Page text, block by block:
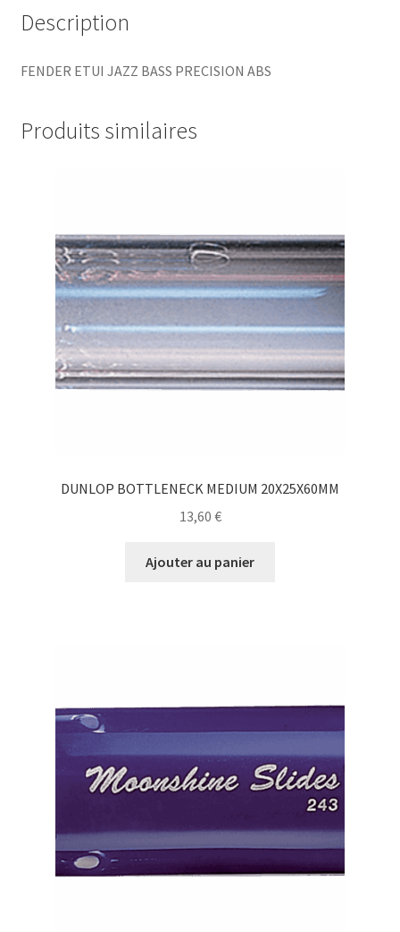
Description
FENDER ETUI JAZZ BASS PRECISION ABS
Produits similaires
DUNLOP BOTTLENECK MEDIUM 20X25X60MM
13,60 €
Ajouter au panier